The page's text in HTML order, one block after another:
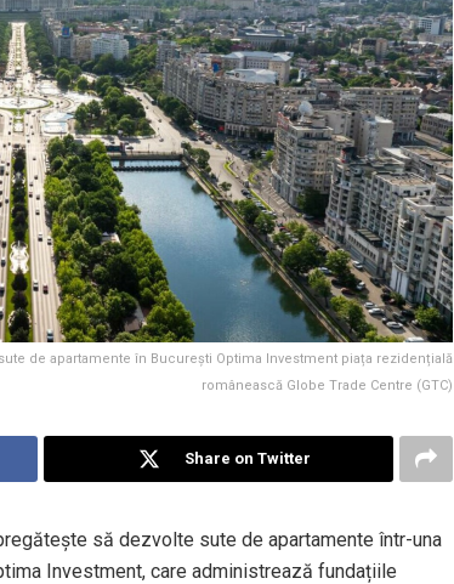
de apartamente în București Optima Investment piața rezidențială
românească Globe Trade Centre (GTC)
Share on Twitter
să dezvolte sute de apartamente într-una
Investment, care administrează fundațiile